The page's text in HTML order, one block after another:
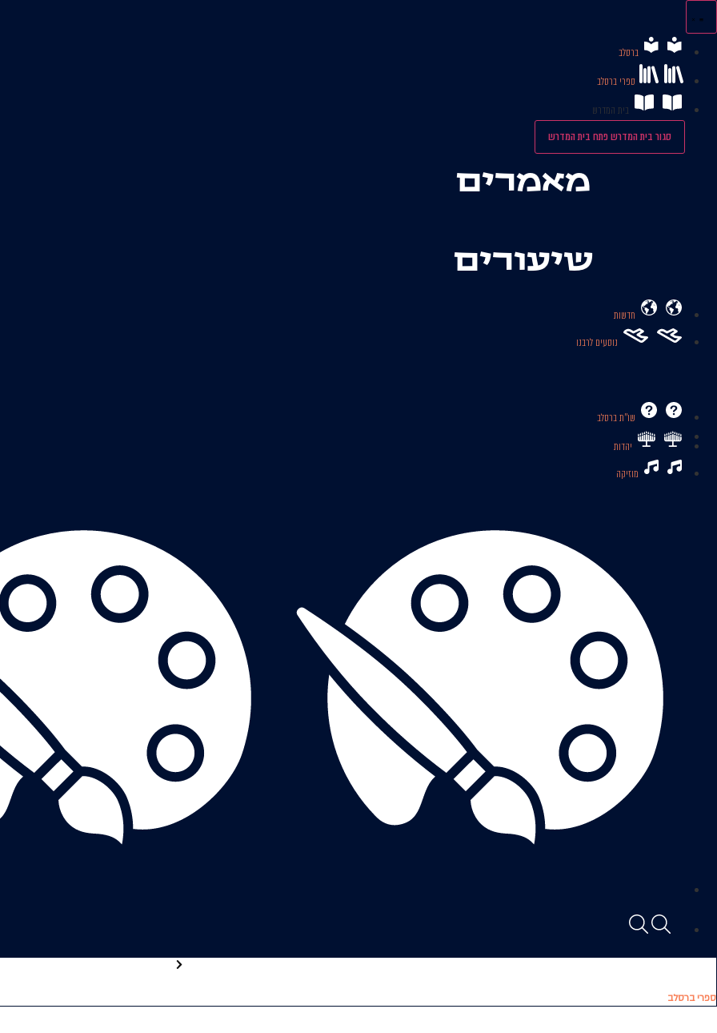
לתוכן
ברסלב
ספרי ברסלב
בית המדרש
סגור בית המדרשפתח בית המדרש
מאמרים
שיעורים
חדשות
נוסעים לרבנו
שו’’ת ברסלב
יהדות
מוזיקה
ספרי ברסלב